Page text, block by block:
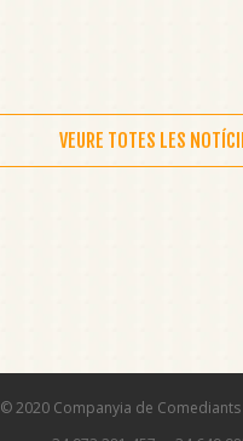
VEURE TOTES LES
© 2020 Companyia de Comediants